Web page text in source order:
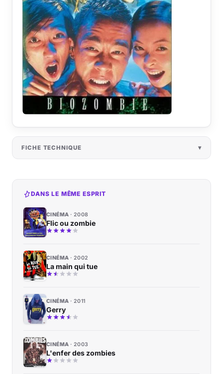
FICHE TECHNIQUE
DANS LE MÊME ESPRIT
CINÉMA 2008
Flic ou zombie
CINÉMA 2002
La main qui tue
CINÉMA 2011
Gerry
CINÉMA 2003
L'enfer des zombies